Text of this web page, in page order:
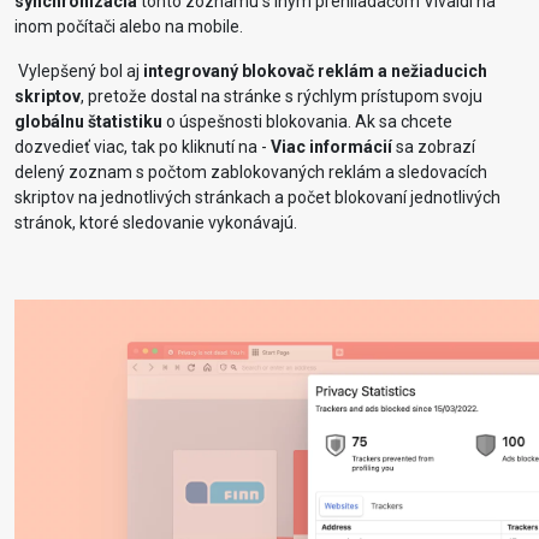
inom počítači alebo na mobile.
Vylepšený bol aj integrovaný blokovač reklám a nežiaducich
skriptov, pretože dostal na stránke s rýchlym prístupom svoju
globálnu štatistiku o úspešnosti blokovania. Ak sa chcete
dozvedieť viac, tak po kliknutí na - Viac informáciísa zobrazí
delený zoznam s počtom zablokovaných reklám a sledovacích
skriptov na jednotlivých stránkach a počet blokovaní jednotlivých
stránok, ktoré sledovanie vykonávajú.